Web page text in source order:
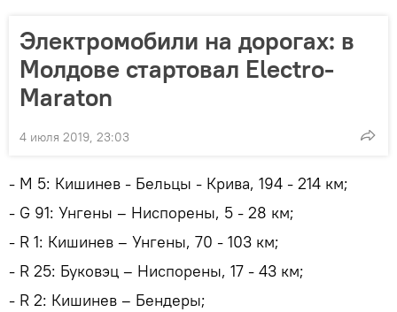
Электромобили на дорогах: в
Молдове стартовал Electro-
Maraton
4 июля 2019, 23:03
- M 5: Кишинев - Бельцы - Крива, 194 - 214 км;
- G 91: Унгены – Ниспорены, 5 - 28 км;
- R 1: Кишинев – Унгены, 70 - 103 км;
- R 25: Буковэц – Ниспорены, 17 - 43 км;
- R 2: Кишинев – Бендеры;